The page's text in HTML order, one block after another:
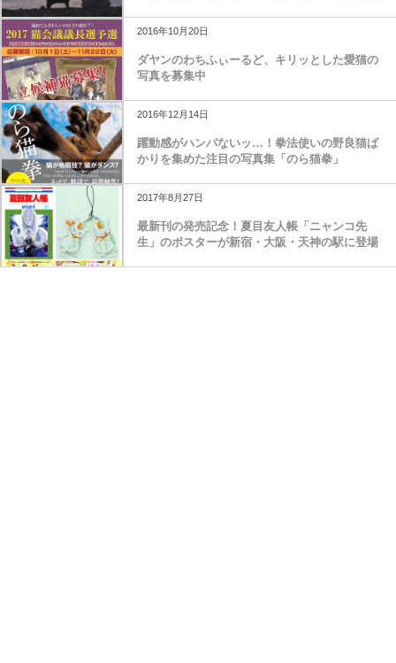
2016年10月20日
ダヤンのわちふぃーるど、キリッとした愛猫の
写真を募集中
2016年12月14日
躍動感がハンパないッ…！拳法使いの野良猫ば
かりを集めた注目の写真集「のら猫拳」
2017年8月27日
最新刊の発売記念！夏目友人帳「ニャンコ先
生」のポスターが新宿・大阪・天神の駅に登場